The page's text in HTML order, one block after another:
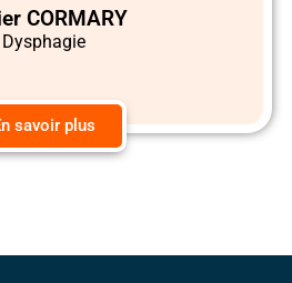
CORMARY
Dysphagie
savoir plus